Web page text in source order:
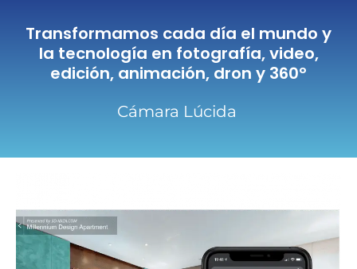
Transformamos cada día el mundo y
la tecnología en fotografía, video,
edición, animación, dron y 360º
Cámara Lúcida